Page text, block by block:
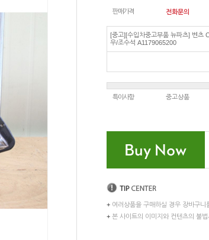
판매가격 전화문의
[중고][수입차중고부품 뉴파츠] 벤츠
우/조수석 A1179065200
특이사항 중고상품
+ 여러상품을 구매하실 경우 장바구니
+ 본 사이트의 이미지와 컨텐츠의 불법